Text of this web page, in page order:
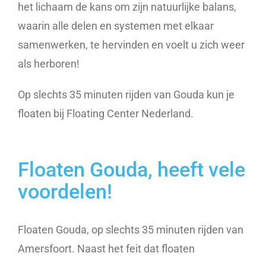
het lichaam de kans om zijn natuurlijke balans,
waarin alle delen en systemen met elkaar
samenwerken, te hervinden en voelt u zich weer
als herboren!
Op slechts 35 minuten rijden van Gouda kun je
floaten bij Floating Center Nederland.
Floaten Gouda, heeft vele
voordelen!
Floaten Gouda, op slechts 35 minuten rijden van
Amersfoort. Naast het feit dat floaten